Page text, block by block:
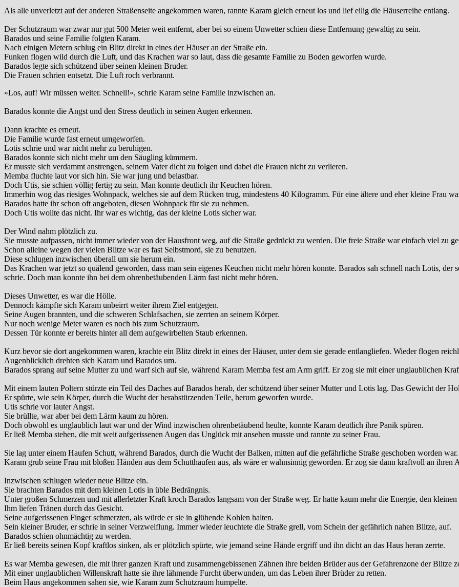
Als alle unverletzt auf der anderen Straßenseite angekommen waren, rannte Karam gleich erneut los und lief eilig die Häuserreihe entlang.
Der Schutzraum war zwar nur gut 500 Meter weit entfernt, aber bei so einem Unwetter schien diese Entfernung gewaltig zu sein.
Barados und seine Familie folgten Karam.
Nach einigen Metern schlug ein Blitz direkt in eines der Häuser an der Straße ein.
Funken flogen wild durch die Luft, und das Krachen war so laut, dass die gesamte Familie zu Boden geworfen wurde.
Barados legte sich schützend über seinen kleinen Bruder.
Die Frauen schrien entsetzt. Die Luft roch verbrannt.
»Los, auf! Wir müssen weiter. Schnell!«, schrie Karam seine Familie inzwischen an.
Barados konnte die Angst und den Stress deutlich in seinen Augen erkennen.
Dann krachte es erneut.
Die Familie wurde fast erneut umgeworfen.
Lotis schrie und war nicht mehr zu beruhigen.
Barados konnte sich nicht mehr um den Säugling kümmern.
Er musste sich verdammt anstrengen, seinem Vater dicht zu folgen und dabei die Frauen nicht zu verlieren.
Memba fluchte laut vor sich hin. Sie war jung und belastbar.
Doch Utis, sie schien völlig fertig zu sein. Man konnte deutlich ihr Keuchen hören.
Immerhin wog das riesiges Wohnpack, welches sie auf dem Rücken trug, mindestens 40 Kilogramm. Für eine ältere und eher kleine Frau
Barados hatte ihr schon oft angeboten, diesen Wohnpack für sie zu nehmen.
Doch Utis wollte das nicht. Ihr war es wichtig, das der kleine Lotis sicher war.
Der Wind nahm plötzlich zu.
Sie musste aufpassen, nicht immer wieder von der Hausfront weg, auf die Straße gedrückt zu werden. Die freie Straße war einfach viel zu
Schon alleine wegen der vielen Blitze war es fast Selbstmord, sie zu benutzen.
Diese schlugen inzwischen überall um sie herum ein.
Das Krachen war jetzt so quälend geworden, dass man sein eigenes Keuchen nicht mehr hören konnte. Barados sah schnell nach Lotis,
schrie. Doch man konnte ihn bei dem ohrenbetäubenden Lärm fast nicht mehr hören.
Dieses Unwetter, es war die Hölle.
Dennoch kämpfte sich Karam unbeirrt weiter ihrem Ziel entgegen.
Seine Augen brannten, und die schweren Schlafsachen, sie zerrten an seinem Körper.
Nur noch wenige Meter waren es noch bis zum Schutzraum.
Dessen Tür konnte er bereits hinter all dem aufgewirbelten Staub erkennen.
Kurz bevor sie dort angekommen waren, krachte ein Blitz direkt in eines der Häuser, unter dem sie gerade entlangliefen. Wieder flogen
Augenblicklich drehten sich Karam und Barados um.
Barados sprang auf seine Mutter zu und warf sich auf sie, während Karam Memba fest am Arm griff. Er zog sie mit einer unglaublichen
Mit einem lauten Poltern stürzte ein Teil des Daches auf Barados herab, der schützend über seiner Mutter und Lotis lag. Das Gewicht der
Er spürte, wie sein Körper, durch die Wucht der herabstürzenden Teile, herum geworfen wurde.
Utis schrie vor lauter Angst.
Sie brüllte, war aber bei dem Lärm kaum zu hören.
Doch obwohl es unglaublich laut war und der Wind inzwischen ohrenbetäubend heulte, konnte Karam deutlich ihre Panik spüren.
Er ließ Memba stehen, die mit weit aufgerissenen Augen das Unglück mit ansehen musste und rannte zu seiner Frau.
Sie lag unter einem Haufen Schutt, während Barados, durch die Wucht der Balken, mitten auf die gefährliche Straße geschoben worden war.
Karam grub seine Frau mit bloßen Händen aus dem Schutthaufen aus, als wäre er wahnsinnig geworden. Er zog sie dann kraftvoll an ihren
Inzwischen schlugen wieder neue Blitze ein.
Sie brachten Barados mit dem kleinen Lotis in üble Bedrängnis.
Unter großen Schmerzen und mit allerletzter Kraft kroch Barados langsam von der Straße weg. Er hatte kaum mehr die Energie, den
Ihm liefen Tränen durch das Gesicht.
Seine aufgerissenen Finger schmerzten, als würde er sie in glühende Kohlen halten.
Sein kleiner Bruder, er schrie in seiner Verzweiflung. Immer wieder leuchtete die Straße grell, vom Schein der gefährlich nahen Blitze, auf.
Barados schien ohnmächtig zu werden.
Er ließ bereits seinen Kopf kraftlos sinken, als er plötzlich spürte, wie jemand seine Hände ergriff und ihn dicht an das Haus heran zerrte.
Es war Memba gewesen, die mit ihrer ganzen Kraft und zusammengebissenen Zähnen ihre beiden Brüder aus der Gefahrenzone der Blitze
Mit einer unglaublichen Willenskraft hatte sie ihre lähmende Furcht überwunden, um das Leben ihrer Brüder zu retten.
Beim Haus angekommen sahen sie, wie Karam zum Schutzraum humpelte.